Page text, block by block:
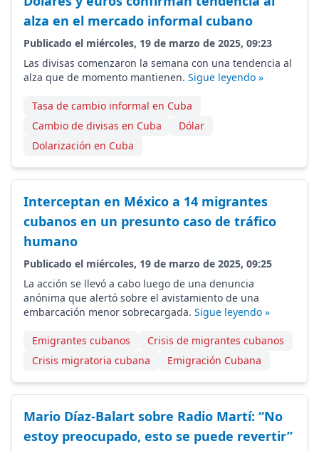
alza en el mercado informal cubano
Publicado el miércoles, 19 de marzo de 2025, 09:23
Las divisas comenzaron la semana con una tendencia al
alza que de momento mantienen. Sigue leyendo »
Tasa de cambio informal en Cuba
Cambio de divisas en Cuba
Dólar
Dolarización en Cuba
Interceptan en México a 14 migrantes
cubanos en un presunto caso de tráfico
humano
Publicado el miércoles, 19 de marzo de 2025, 09:25
La acción se llevó a cabo luego de una denuncia
anónima que alertó sobre el avistamiento de una
embarcación menor sobrecargada. Sigue leyendo »
Emigrantes cubanos
Crisis de migrantes cubanos
Crisis migratoria cubana
Emigración Cubana
Mario Díaz-Balart sobre Radio Martí: “No
estoy preocupado, esto se puede revertir”